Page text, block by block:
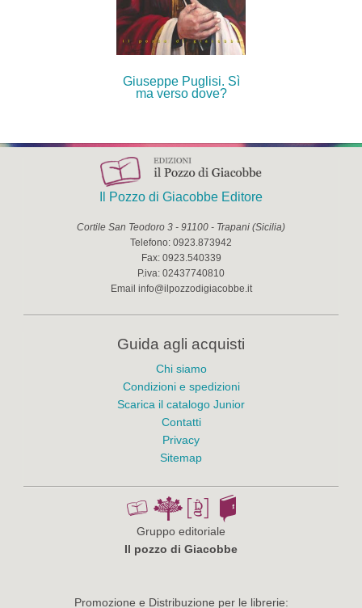
Giuseppe Puglisi. Sì
ma verso dove?
Il Pozzo di Giacobbe Editore
Cortile San Teodoro 3 - 91100 - Trapani (Sicilia)
Telefono: 0923.873942
Fax: 0923.540339
P.iva: 02437740810
Email info@ilpozzodigiacobbe.it
Guida agli acquisti
Chi siamo
Condizioni e spedizioni
Scarica il catalogo Junior
Contatti
Privacy
Sitemap
Gruppo editoriale
Il pozzo di Giacobbe
Promozione e Distribuzione per le librerie: